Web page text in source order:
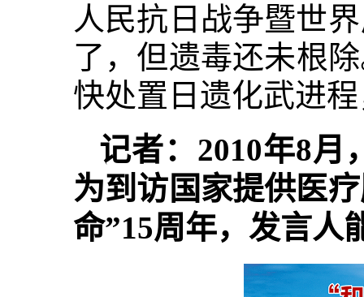
人民抗日战争暨世
了，但遗毒还未根
快处置日遗化武进
记者：2010年8月
为到访国家提供医
命”15周年，发言人